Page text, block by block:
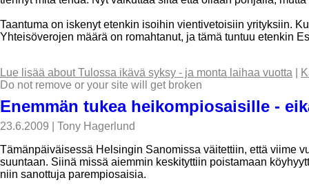
Taantuma on iskenyt etenkin isoihin vientivetoisiin yrityksiin.
Yhteisöverojen määrä on romahtanut, ja tämä tuntuu etenkin
Lue lisää about Tulossa ikävä syksy - ja monta laihaa vuotta
Do not remove or your site will get broken
Enemmän tukea heikompiosaisille -
23.6.2009
Tony Hagerlund
Tämänpäiväisessä Helsingin Sanomissa väitettiin, että viime
suuntaan. Siinä missä aiemmin keskityttiin poistamaan
niin sanottuja parempiosaisia.